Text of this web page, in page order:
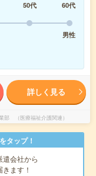
50代
60代
男性
詳しく見る
部 （医療福祉介護関連）
タップ！
遣会社から
きます！